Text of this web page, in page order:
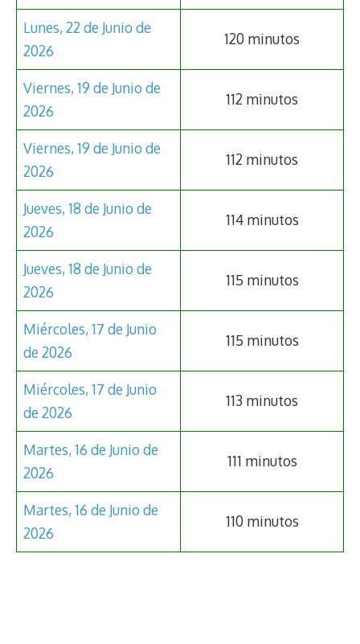
Lunes, 22 de Junio de
2026
120 minutos
Viernes, 19 de Junio de
2026
112 minutos
Viernes, 19 de Junio de
2026
112 minutos
Jueves, 18 de Junio de
2026
114 minutos
Jueves, 18 de Junio de
2026
115 minutos
Miércoles, 17 de Junio
de 2026
115 minutos
Miércoles, 17 de Junio
de 2026
113 minutos
Martes, 16 de Junio de
2026
111 minutos
Martes, 16 de Junio de
2026
110 minutos